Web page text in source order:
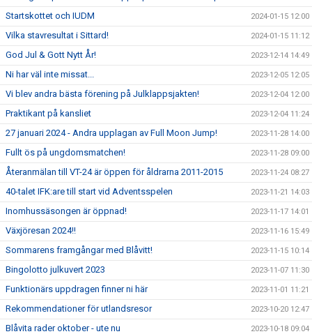
Startskottet och IUDM 2024-01-15 12:00
Vilka stavresultat i Sittard! 2024-01-15 11:12
God Jul & Gott Nytt År! 2023-12-14 14:49
Ni har väl inte missat... 2023-12-05 12:05
Vi blev andra bästa förening på Julklappsjakten! 2023-12-04 12:00
Praktikant på kansliet 2023-12-04 11:24
27 januari 2024 - Andra upplagan av Full Moon Jump! 2023-11-28 14:00
Fullt ös på ungdomsmatchen! 2023-11-28 09:00
Återanmälan till VT-24 är öppen för åldrarna 2011-2015 2023-11-24 08:27
40-talet IFK:are till start vid Adventsspelen 2023-11-21 14:03
Inomhussäsongen är öppnad! 2023-11-17 14:01
Växjöresan 2024!! 2023-11-16 15:49
Sommarens framgångar med Blåvitt! 2023-11-15 10:14
Bingolotto julkuvert 2023 2023-11-07 11:30
Funktionärs uppdragen finner ni här 2023-11-01 11:21
Rekommendationer för utlandsresor 2023-10-20 12:47
Blåvita rader oktober - ute nu 2023-10-18 09:04